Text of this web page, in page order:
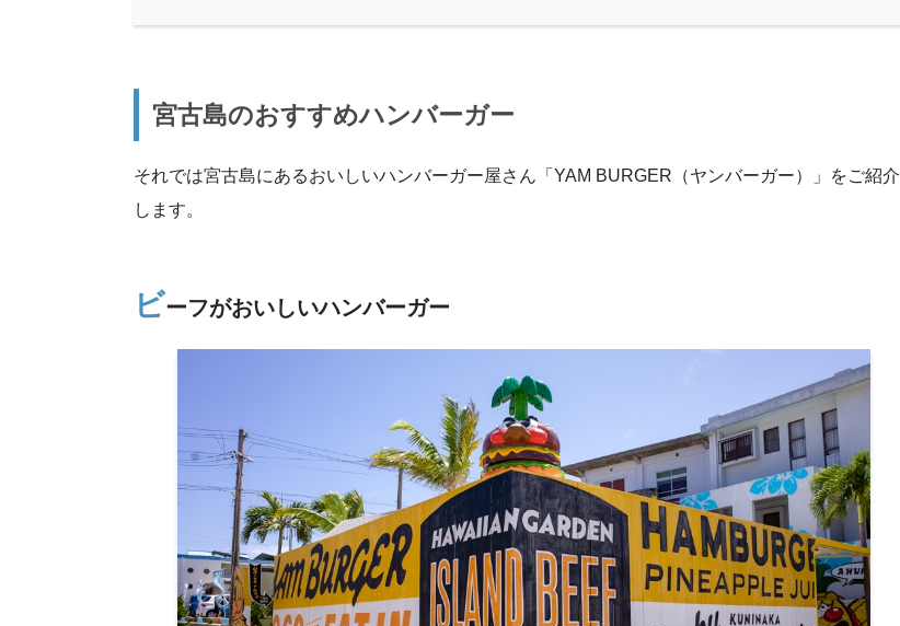
宮古島のおすすめハンバーガー
それでは宮古島にあるおいしいハンバーガー屋さん「YAM BURGER（ヤンバーガー）」をご紹介
します。
ビーフがおいしいハンバーガー